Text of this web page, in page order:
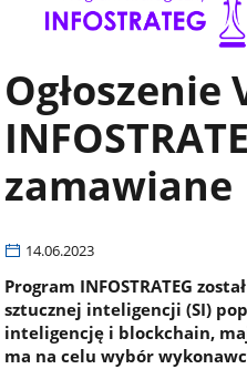
zamawiane
14.06.2023
Program INFOSTRATEG
sztucznej inteligencji (SI)
inteligencję i blockchain,
ma na celu wybór